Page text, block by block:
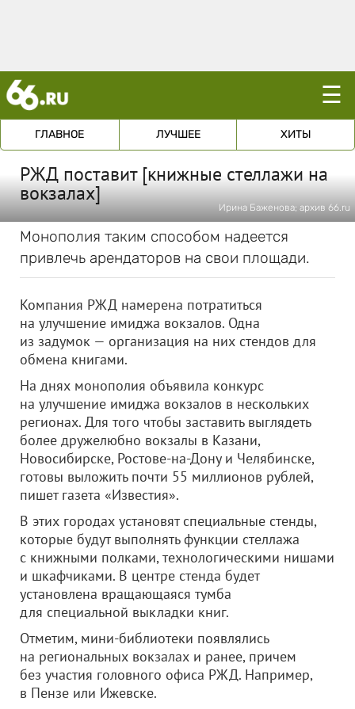
☰
ГЛАВНОЕ ЛУЧШЕЕ ХИТЫ
РЖД поставит [книжные стеллажи на
вокзалах]
Ирина Баженова; архив 66.ru
Монополия таким способом надеется
привлечь арендаторов на свои площади.
Компания РЖД намерена потратиться
на улучшение имиджа вокзалов. Одна
из задумок — организация на них стендов для
обмена книгами.
На днях монополия объявила конкурс
на улучшение имиджа вокзалов в нескольких
регионах. Для того чтобы заставить выглядеть
более дружелюбно вокзалы в Казани,
Новосибирске, Ростове-на-Дону и Челябинске,
готовы выложить почти 55 миллионов рублей,
пишет газета «Известия».
В этих городах установят специальные стенды,
которые будут выполнять функции стеллажа
с книжными полками, технологическими нишами
и шкафчиками. В центре стенда будет
установлена вращающаяся тумба
для специальной выкладки книг.
Отметим, мини-библиотеки появлялись
на региональных вокзалах и ранее, причем
без участия головного офиса РЖД. Например,
в Пензе или Ижевске.